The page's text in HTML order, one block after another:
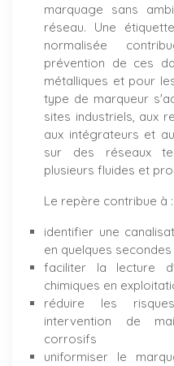
marquage sans
réseau. Une
normalisée
prévention de ces
métalliques et pour
type de marqueur
sites industriels, aux
aux intégrateurs et
sur des réseaux
plusieurs fluides et
Le repère contribue à :
identifier une
en quelques secondes
faciliter la lecture
chimiques en
réduire les
intervention de
corrosifs
uniformiser le